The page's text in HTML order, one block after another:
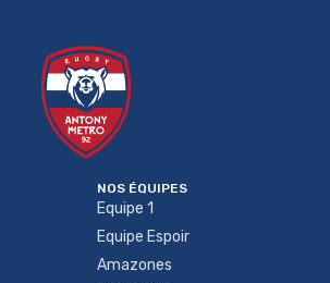
NOS ÉQUIPES
Equipe 1
Equipe Espoir
Amazones